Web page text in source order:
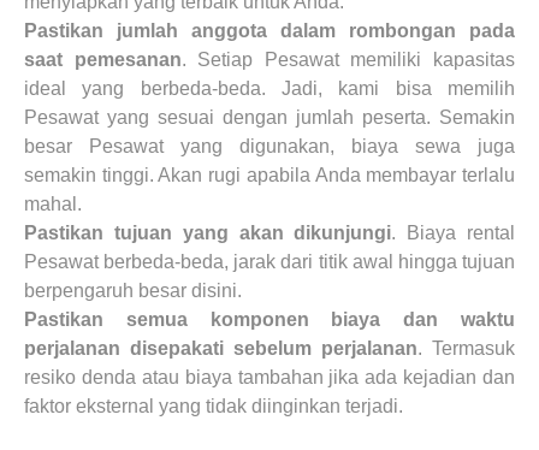
Pastikan jumlah anggota dalam rombongan pada
saat pemesanan. Setiap Pesawat memiliki kapasitas
ideal yang berbeda-beda. Jadi, kami bisa memilih
Pesawat yang sesuai dengan jumlah peserta. Semakin
besar Pesawat yang digunakan, biaya sewa juga
semakin tinggi. Akan rugi apabila Anda membayar terlalu
mahal.
Pastikan tujuan yang akan dikunjungi. Biaya rental
Pesawat berbeda-beda, jarak dari titik awal hingga tujuan
berpengaruh besar disini.
Pastikan semua komponen biaya dan waktu
perjalanan disepakati sebelum perjalanan. Termasuk
resiko denda atau biaya tambahan jika ada kejadian dan
faktor eksternal yang tidak diinginkan terjadi.